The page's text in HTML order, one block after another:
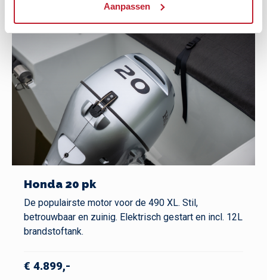
Aanpassen
Honda 20 pk
De populairste motor voor de 490 XL. Stil,
betrouwbaar en zuinig. Elektrisch gestart en incl. 12L
brandstoftank.
€ 4.899,-